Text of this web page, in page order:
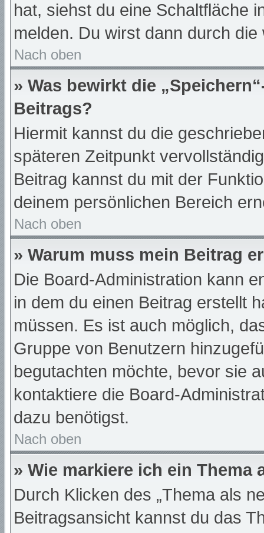
hat, siehst du eine Schaltfläche
melden. Du wirst dann durch
Nach oben
» Was bewirkt die
Beitrags?
Hiermit kannst du die
späteren Zeitpunkt
Beitrag kannst du mit der
deinem persönlichen Bereich
Nach oben
» Warum muss mein Beitrag
Die Board-Administration kann
in dem du einen Beitrag erstellt
müssen. Es ist auch möglich,
Gruppe von Benutzern
begutachten möchte, bevor sie
kontaktiere die Board-
dazu benötigst.
Nach oben
» Wie markiere ich ein Thema
Durch Klicken des „Thema als
Beitragsansicht kannst du das